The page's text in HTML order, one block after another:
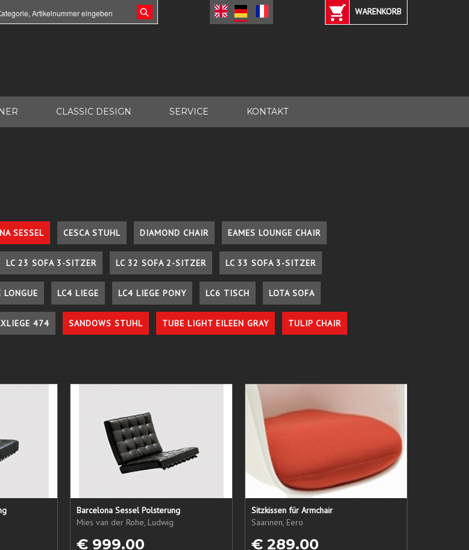
WARENKORB
CLASSIC DESIGN SERVICE KONTAKT
SESSEL CESCA STUHL DIAMOND CHAIR EAMES LOUNGE CHAIR
LC 23 SOFA 3-SITZER LC 32 SOFA 2-SITZER LC 33 SOFA 3-SITZER
LONGUE LC4 LIEGE LC4 LIEGE PONY LC6 TISCH LOTA SOFA
474 SANDOWS STUHL TUBE LIGHT EILEEN GRAY TULIP CHAIR
Barcelona Sessel Polsterung
Mies van der Rohe, Ludwig
€ 999.00
Sitzkissen für Armchair
Saarinen, Eero
€ 289.00